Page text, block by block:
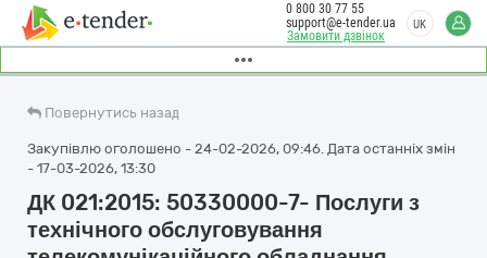
Замовити дзвінок
0 800 30 77 55
support@e-tender.ua
UK
Повернутись назад
Закупівлю оголошено - 24-02-2026, 09:46. Дата останніх змін
- 17-03-2026, 13:30
ДК 021:2015: 50330000-7- Послуги з
технічного обслуговування